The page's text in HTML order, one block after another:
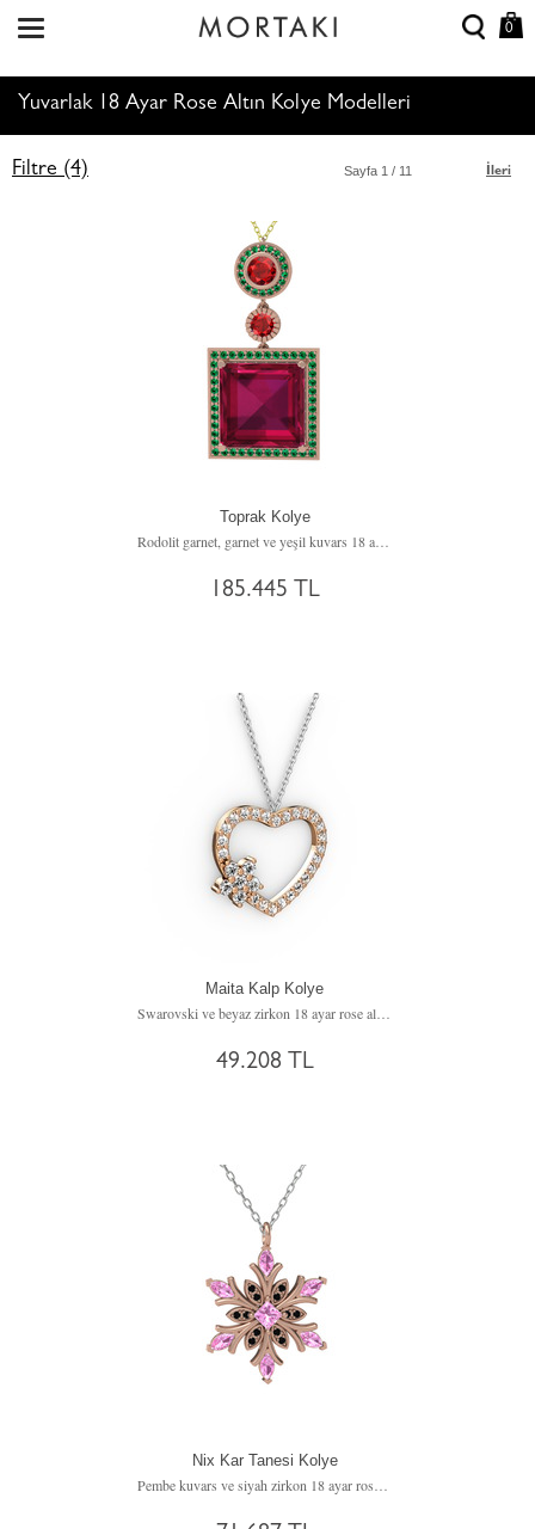
0
Yuvarlak 18 Ayar Rose Altın Kolye Modelleri
Filtre (4) İleri
Sayfa 1 / 11
Toprak Kolye
Rodolit garnet, garnet ve yeşil kuvars 18 ayar rose altın kolye (40 cm altın rolo zincir)
185.445 TL
Maita Kalp Kolye
Swarovski ve beyaz zirkon 18 ayar rose altın kolye (40 cm beyaz altın rolo zincir)
49.208 TL
Nix Kar Tanesi Kolye